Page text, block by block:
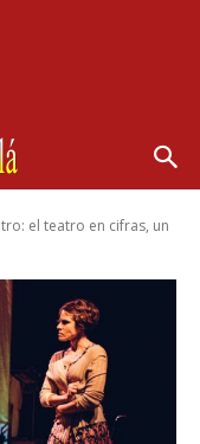
el teatro en cifras, un